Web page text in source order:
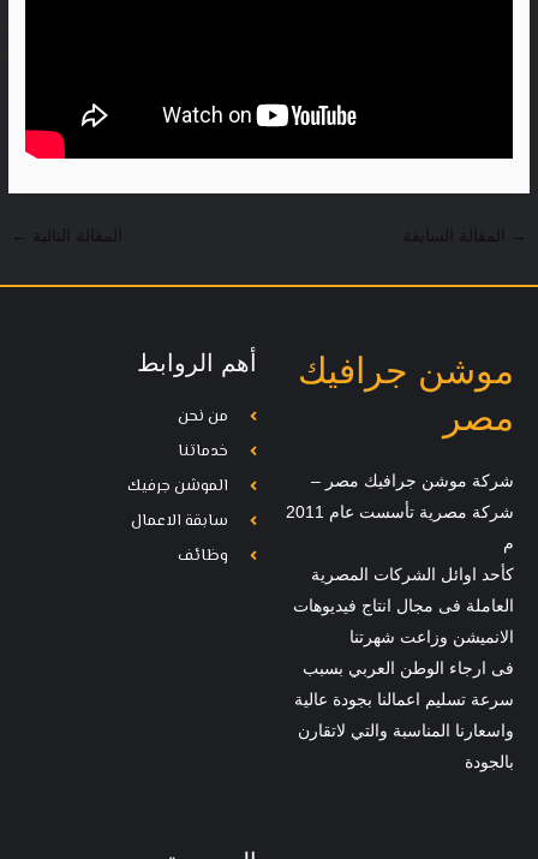
→ المقالة السابقة المقالة التالية ←
موشن جرافيك
مصر
شركة موشن جرافيك مصر –
شركة مصرية تأسست عام 2011
م
كأحد اوائل الشركات المصرية
العاملة فى مجال انتاج فيديوهات
الانميشن وزاعت شهرتنا
فى ارجاء الوطن العربي بسبب
سرعة تسليم اعمالنا بجودة عالية
واسعارنا المناسبة والتي لاتقارن
بالجودة
أهم الروابط
من نحن
خدماتنا
الموشن جرفيك
سابقة الاعمال
وظائف